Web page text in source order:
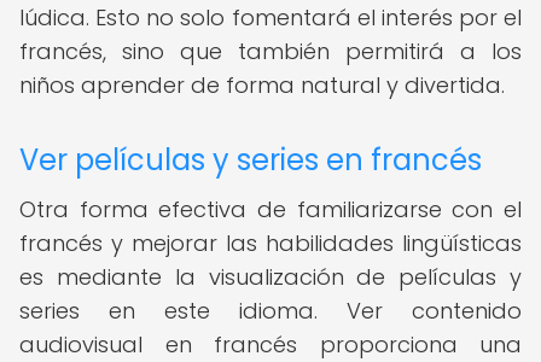
lúdica. Esto no solo fomentará el interés por el
francés, sino que también permitirá a los
niños aprender de forma natural y divertida.
Ver películas y series en francés
Otra forma efectiva de familiarizarse con el
francés y mejorar las habilidades lingüísticas
es mediante la visualización de películas y
series en este idioma. Ver contenido
audiovisual en francés proporciona una